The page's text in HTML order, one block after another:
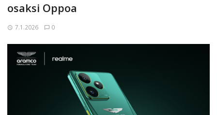
osaksi Oppoa
7.1.2026 0